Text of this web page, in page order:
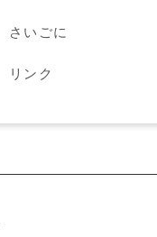
さいごに
リンク